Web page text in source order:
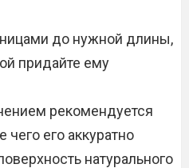
до нужной длины,
придайте ему
рекомендуется
его аккуратно
натурального